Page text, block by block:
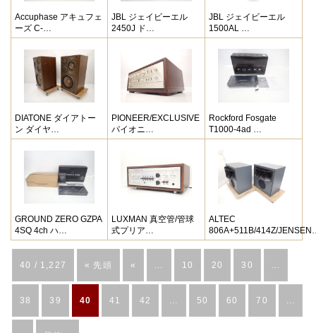
Accuphase アキュフェ
ーズ C-…
JBL ジェイビーエル
2450J ド…
JBL ジェイビーエル
1500AL …
DIATONE ダイアトー
ン ダイヤ…
PIONEER/EXCLUSIVE
パイオニ…
Rockford Fosgate
T1000-4ad …
GROUND ZERO GZPA
4SQ 4ch ハ…
LUXMAN 真空管/管球
式プリア…
ALTEC
806A+511B/414Z/
40 / 1,227 « 先頭 « 10 20 30
38 39 40 41 42 50 60 70